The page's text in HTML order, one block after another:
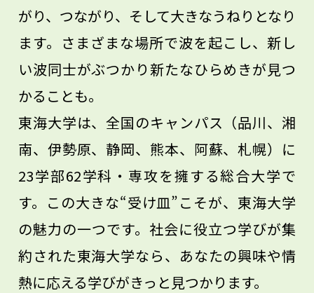
がり、つながり、そして大きなうねりとなり
ます。さまざまな場所で波を起こし、新し
い波同士がぶつかり新たなひらめきが見つ
かることも。
東海大学は、全国のキャンパス（品川、湘
南、伊勢原、静岡、熊本、阿蘇、札幌）に
23学部62学科・専攻を擁する総合大学で
す。この大きな“受け皿”こそが、東海大学
の魅力の一つです。社会に役立つ学びが集
約された東海大学なら、あなたの興味や情
熱に応える学びがきっと見つかります。